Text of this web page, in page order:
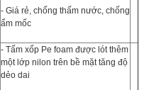
- Giá rẻ, chống thấm nước, chống
ẩm mốc
- Tấm xốp Pe foam được lót thêm
một lớp nilon trên bề mặt tăng độ
dẻo dai